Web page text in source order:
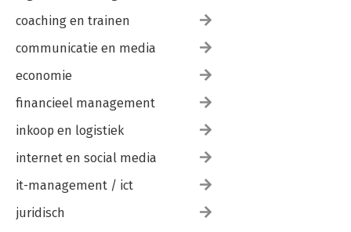
coaching en trainen
communicatie en media
economie
financieel management
inkoop en logistiek
internet en social media
it-management / ict
juridisch